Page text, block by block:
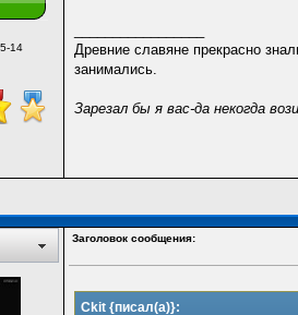
14
Древние славяне прекрасно
занимались.
Зарезал бы я вас-да некогда
Заголовок сообщения:
Ckit {писал(а)}: